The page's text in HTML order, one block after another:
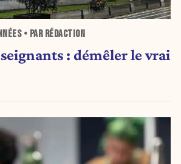
• PAR RÉDACTION
: démêler le vrai